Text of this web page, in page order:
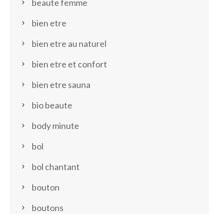
beaute femme
bien etre
bien etre au naturel
bien etre et confort
bien etre sauna
bio beaute
body minute
bol
bol chantant
bouton
boutons